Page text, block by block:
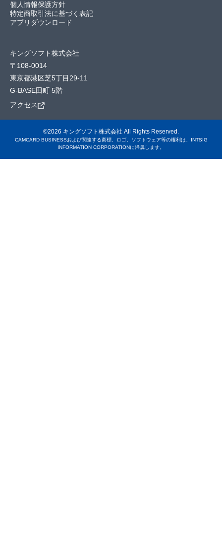
個人情報保護方針
特定商取引法に基づく表記
アプリダウンロード
キングソフト株式会社
〒108-0014
東京都港区芝5丁目29-11
G-BASE田町 5階
アクセス
©2026 キングソフト株式会社 All Rights Reserved.
CAMCARD BUSINESSおよび関連する商標、ロゴ、ソフトウェア等の権利は、INTSIG
INFORMATION CORPORATIONに帰属します。